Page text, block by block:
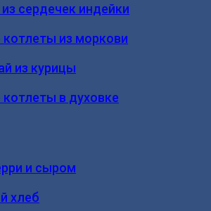
сердечек индейки
из моркови
из курицы
в духовке
и сыром
хлеб